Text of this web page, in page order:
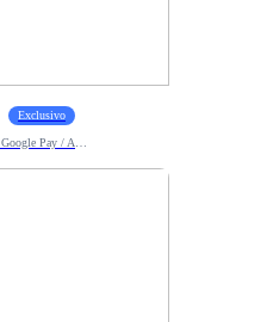
Exclusivo